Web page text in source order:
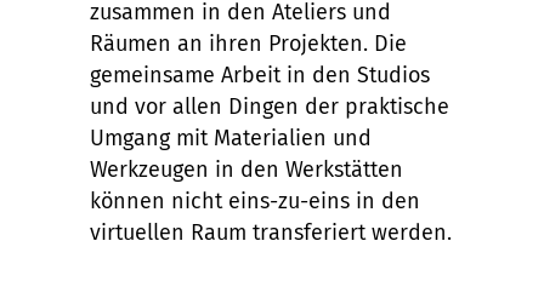
zusammen in den Ateliers und
Räumen an ihren Projekten. Die
gemeinsame Arbeit in den Studios
und vor allen Dingen der praktische
Umgang mit Materialien und
Werkzeugen in den Werkstätten
können nicht eins-zu-eins in den
virtuellen Raum transferiert werden.